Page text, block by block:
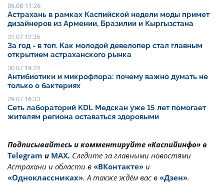
06.08 11:26
Астрахань в рамках Каспийской недели моды примет
дизайнеров из Армении, Бразилии и Кыргызстана
31.07 12:35
За год - в топ. Как молодой девелопер стал главным
открытием астраханского рынка
30.07 19:24
Антибиотики и микрофлора: почему важно думать не
только о бактериях
29.07 16:33
Сеть лабораторий KDL Медскан уже 15 лет помогает
жителям региона оставаться здоровыми
Подписывайтесь и комментируйте «Каспийинфо» в
Telegram и MAX. Cледите за главными новостями
Астрахани и области в «ВКонтакте» и
«Одноклассниках». А также ждём вас в «Дзен».